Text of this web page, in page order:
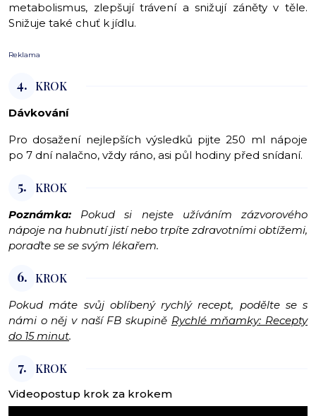
metabolismus, zlepšují trávení a snižují záněty v těle.
Snižuje také chuť k jídlu.
Reklama
4. KROK
Dávkování
Pro dosažení nejlepších výsledků pijte 250 ml nápoje
po 7 dní nalačno, vždy ráno, asi půl hodiny před snídaní.
5. KROK
Poznámka: Pokud si nejste užíváním zázvorového
nápoje na hubnutí jistí nebo trpíte zdravotními obtížemi,
poraďte se se svým lékařem.
6. KROK
Pokud máte svůj oblíbený rychlý recept, podělte se s
námi o něj v naší FB skupině Rychlé mňamky: Recepty
do 15 minut.
7. KROK
Videopostup krok za krokem